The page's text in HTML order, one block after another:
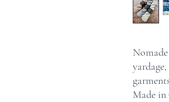
Made in